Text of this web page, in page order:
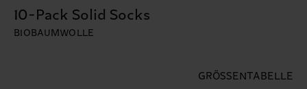
10-Pack Solid Socks
BIOBAUMWOLLE
GRÖSSENTABELLE